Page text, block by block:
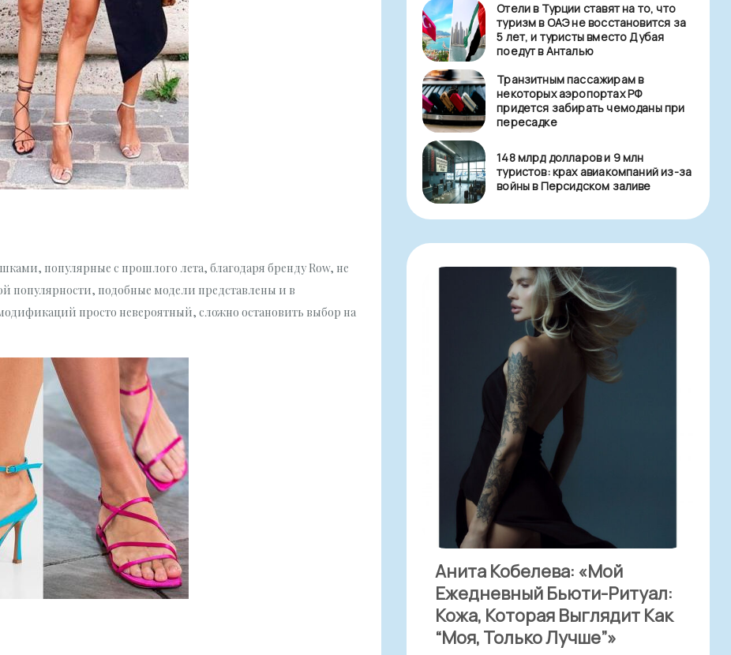
популярные с прошлого лета, благодаря бренду Row, не
популярности, подобные модели представлены и в
просто невероятный, сложно остановить выбор на
Отели в Турции ставят на то, что
туризм в ОАЭ не восстановится за
5 лет, и туристы вместо Дубая
поедут в Анталью
Транзитным пассажирам в
некоторых аэропортах РФ
придется забирать чемоданы при
пересадке
148 млрд долларов и 9 млн
туристов: крах авиакомпаний из-за
войны в Персидском заливе
Анита Кобелева: «Мой
Ежедневный Бьюти-Ритуал:
Кожа, Которая Выглядит Как
“моя, Только Лучше”»